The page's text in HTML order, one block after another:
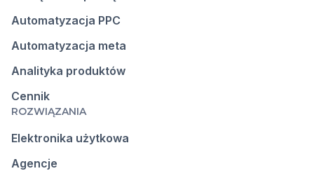
Automatyzacja PPC
Automatyzacja meta
Analityka produktów
Cennik
ROZWIĄZANIA
Elektronika użytkowa
Agencje